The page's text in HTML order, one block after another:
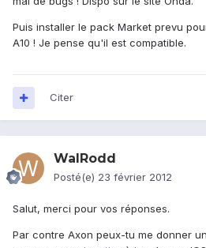
Puis installer le pack Market prevu
A10 ! Je pense qu'il est compatible.
Citer
WalRodd
Posté(e) 23 février 2012
Salut, merci pour vos réponses.
Par contre Axon peux-tu me donner